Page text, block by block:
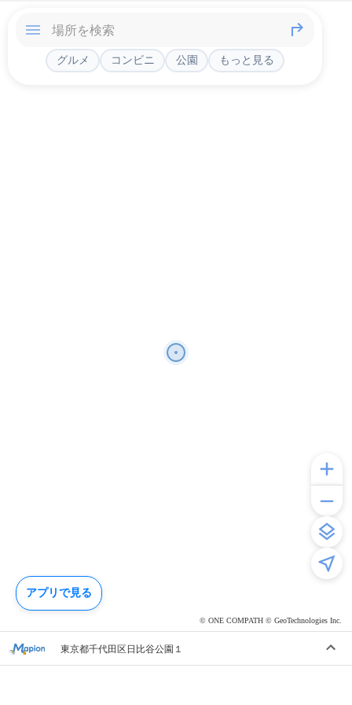
© ONE COMPATH © GeoTechnologies Inc.
グルメ コンビニ 公園 もっと見る
東京都千代田区日比谷公園１
アプリで見る